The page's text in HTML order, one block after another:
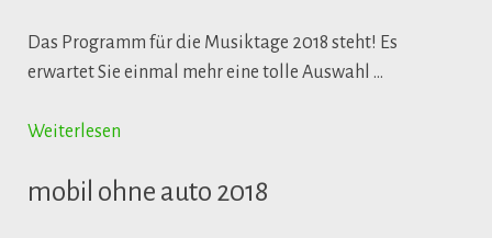
Das Programm für die Musiktage 2018 steht! Es
erwartet Sie einmal mehr eine tolle Auswahl …
Weiterlesen
mobil ohne auto 2018